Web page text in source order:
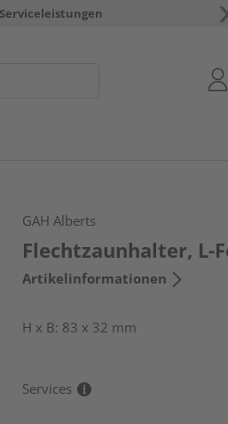
GAH Alberts
Flechtzaunhalter, L-
Artikelinformationen
H x B: 83 x 32 mm
Services